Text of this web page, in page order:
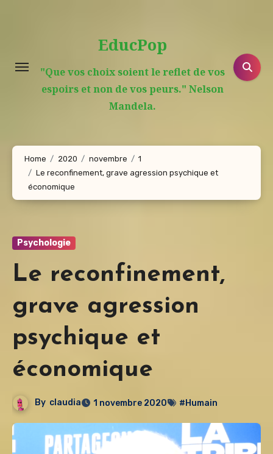
EducPop
"Que vos choix soient le reflet de vos
espoirs et non de vos peurs." Nelson
Mandela.
Home 2020 novembre
1
Le reconfinement, grave agression psychique et
économique
Psychologie
Le reconfinement,
grave agression
psychique et
économique
By claudia 1 novembre 2020 #Humain